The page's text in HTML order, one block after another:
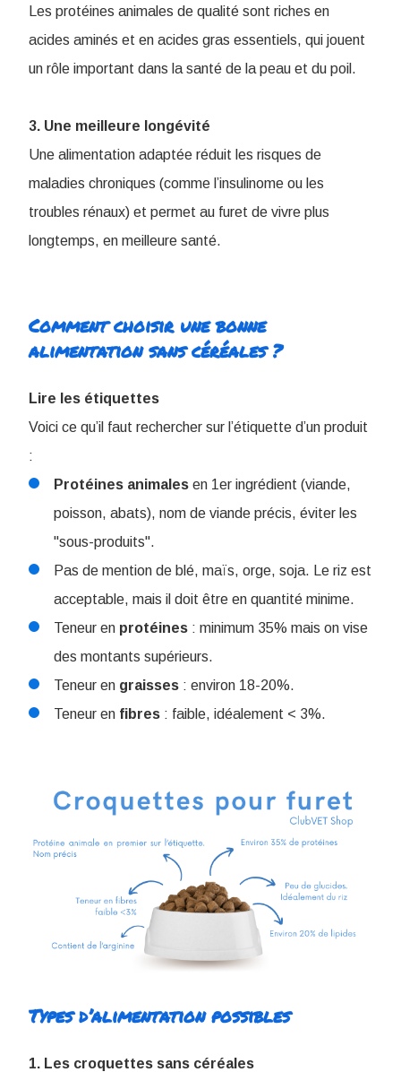
Les protéines animales de qualité sont riches en
acides aminés et en acides gras essentiels, qui jouent
un rôle important dans la santé de la peau et du poil.
3. Une meilleure longévité
Une alimentation adaptée réduit les risques de
maladies chroniques (comme l’insulinome ou les
troubles rénaux) et permet au furet de vivre plus
longtemps, en meilleure santé.
Comment choisir une bonne
alimentation sans céréales ?
Lire les étiquettes
Voici ce qu’il faut rechercher sur l’étiquette d’un produit
:
Protéines animales en 1er ingrédient (viande,
poisson, abats), nom de viande précis, éviter les
"sous-produits".
Pas de mention de blé, maïs, orge, soja. Le riz est
acceptable, mais il doit être en quantité minime.
Teneur en protéines : minimum 35% mais on vise
des montants supérieurs.
Teneur en graisses : environ 18-20%.
Teneur en fibres : faible, idéalement < 3%.
Types d’alimentation possibles
1. Les croquettes sans céréales